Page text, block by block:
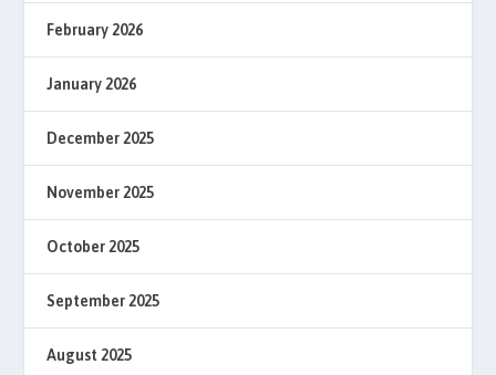
February 2026
January 2026
December 2025
November 2025
October 2025
September 2025
August 2025